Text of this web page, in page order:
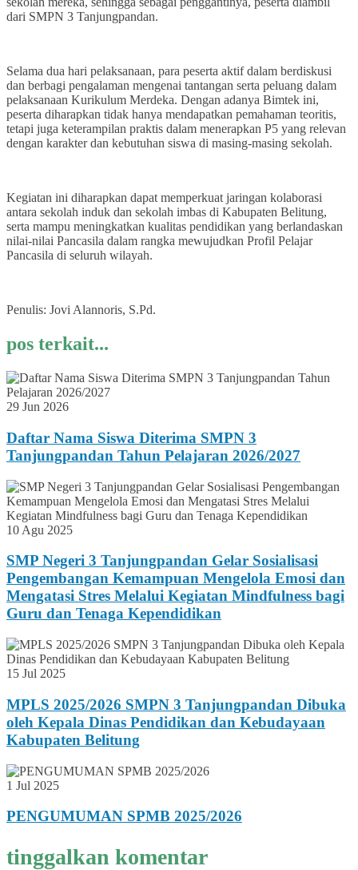
dari SMPN 3 Tanjungpandan.
Selama dua hari pelaksanaan, para peserta aktif dalam berdiskusi
dan berbagi pengalaman mengenai tantangan serta peluang dalam
pelaksanaan Kurikulum Merdeka. Dengan adanya Bimtek ini,
peserta diharapkan tidak hanya mendapatkan pemahaman teoritis,
tetapi juga keterampilan praktis dalam menerapkan P5 yang relevan
dengan karakter dan kebutuhan siswa di masing-masing sekolah.
Kegiatan ini diharapkan dapat memperkuat jaringan kolaborasi
antara sekolah induk dan sekolah imbas di Kabupaten Belitung,
serta mampu meningkatkan kualitas pendidikan yang berlandaskan
nilai-nilai Pancasila dalam rangka mewujudkan Profil Pelajar
Pancasila di seluruh wilayah.
Penulis: Jovi Alannoris, S.Pd.
pos terkait...
29 Jun 2026
Daftar Nama Siswa Diterima SMPN 3
Tanjungpandan Tahun Pelajaran 2026/2027
10 Agu 2025
SMP Negeri 3 Tanjungpandan Gelar Sosialisasi
Pengembangan Kemampuan Mengelola Emosi dan
Mengatasi Stres Melalui Kegiatan Mindfulness bagi
Guru dan Tenaga Kependidikan
15 Jul 2025
MPLS 2025/2026 SMPN 3 Tanjungpandan Dibuka
oleh Kepala Dinas Pendidikan dan Kebudayaan
Kabupaten Belitung
1 Jul 2025
PENGUMUMAN SPMB 2025/2026
tinggalkan komentar